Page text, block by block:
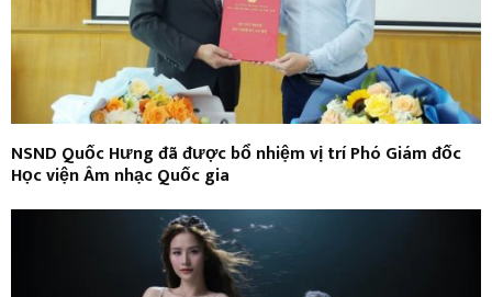
NSND Quốc Hưng đã được bổ nhiệm vị trí Phó Giám đốc
Học viện Âm nhạc Quốc gia